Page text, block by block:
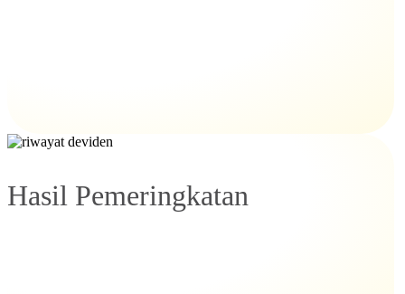
Hasil Pemeringkatan